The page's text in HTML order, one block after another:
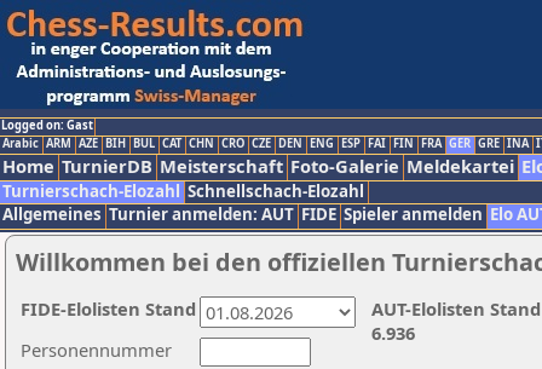
Logged on: Gast
Arabic ARM AZE BIH BUL CAT CHN CRO CZE DEN ENG ESP FAI FIN FRA GER GRE INA
Home TurnierDB Meisterschaft Foto-Galerie Meldekartei
Turnierschach-Elozahl Schnellschach-Elozahl
Allgemeines Turnier anmelden: AUT FIDE Spieler anmelden Elo
Willkommen bei den offiziellen
Personennummer
AUT-Elolisten
6.936
FIDE-Elolisten Stand